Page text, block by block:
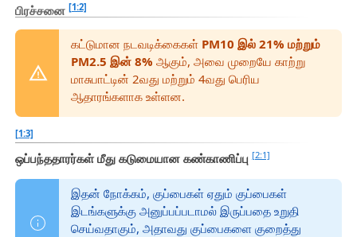
பிரச்சனை [1:2]
கட்டுமான நடவடிக்கைகள் PM10 இல் 21% மற்றும்
PM2.5 இன் 8% ஆகும், அவை முறையே காற்று
மாசுபாட்டின் 2வது மற்றும் 4வது பெரிய
ஆதாரங்களாக உள்ளன.
[1:3]
ஒப்பந்ததாரர்கள் மீது கடுமையான கண்காணிப்பு [2:1]
இதன் நோக்கம், குப்பைகள் ஏதும் குப்பைகள்
இடங்களுக்கு அனுப்பப்படாமல் இருப்பதை உறுதி
செய்வதாகும், அதாவது குப்பைகளை குறைத்து